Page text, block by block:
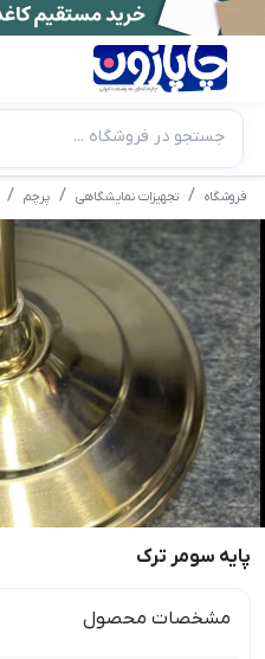
جستجو در فروشگاه ...
فروشگاه تجهیزات نمایشگاهی پرچم
پایه سومر ترک
مشخصات محصول